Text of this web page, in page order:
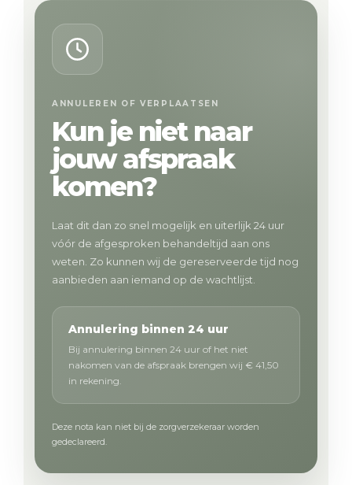
ANNULEREN OF VERPLAATSEN
Kun je niet naar
jouw afspraak
komen?
Laat dit dan zo snel mogelijk en uiterlijk 24 uur
vóór de afgesproken behandeltijd aan ons
weten. Zo kunnen wij de gereserveerde tijd nog
aanbieden aan iemand op de wachtlijst.
Annulering binnen 24 uur
Bij annulering binnen 24 uur of het niet
nakomen van de afspraak brengen wij € 41,50
in rekening.
Deze nota kan niet bij de zorgverzekeraar worden
gedeclareerd.